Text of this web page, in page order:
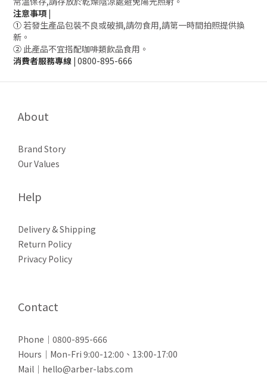
注意事項 |
①若發生產品包裝不良或破損,請勿食用,請第一時間拍照提供換
新。
② 此產品不宜搭配咖啡類飲品食用。
消費者服務專線 | 0800-895-666
About
Brand Story
Our Values
Help
Delivery & Shipping
Return Policy
Privacy Policy
Contact
Phone｜0800-895-666
Hours｜Mon-Fri 9:00-12:00、13:00-17:00
Mail｜hello@arber-labs.com